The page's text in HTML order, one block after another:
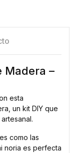
Madera –
esta
un kit DIY que
como las
noria es perfecta